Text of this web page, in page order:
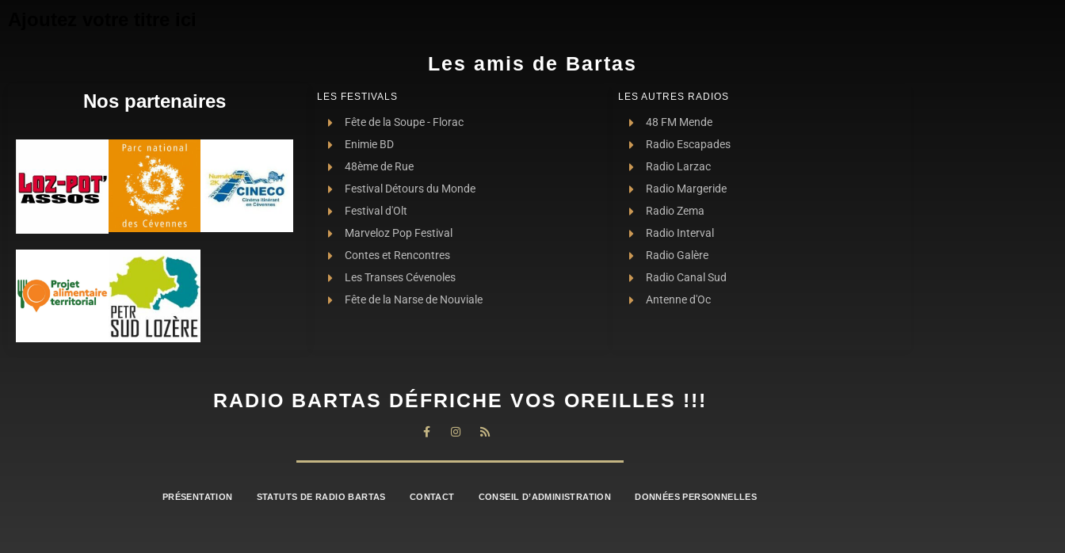
Les amis de Bartas
Nos partenaires LES FESTIVALS
Fête de la Soupe - Florac
Enimie BD
48ème de Rue
Festival Détours du Monde
Festival d'Olt
Marveloz Pop Festival
Contes et Rencontres
Les Transes Cévenoles
Fête de la Narse de Nouviale
LES AUTRES RADIOS
48 FM Mende
Radio Escapades
Radio Larzac
Radio Margeride
Radio Zema
Radio Interval
Radio Galère
Radio Canal Sud
Antenne d'Oc
RADIO BARTAS DÉFRICHE VOS OREILLES !!!
PRÉSENTATION STATUTS DE RADIO BARTAS CONTACT CONSEIL D’ADMINISTRATION DONNÉES PERSONNELLES